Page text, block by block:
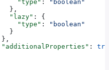
"type"
:
"boolean"
},
"lazy"
: {
"type"
:
"boolean"
}
: